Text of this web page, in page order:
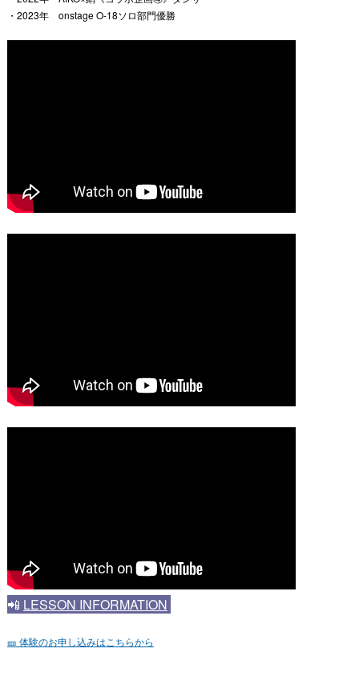
・2023年 onstage O-18ソロ部門優勝
📲 LESSON INFORMATION
🎫 体験のお申し込みはこちらから